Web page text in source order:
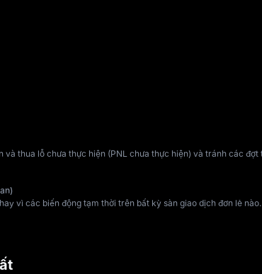
thua lỗ chưa thực hiện (PNL chưa thực hiện) và tránh các
vì các biến động tạm thời trên bất kỳ sàn giao dịch đơn lẻ nào.